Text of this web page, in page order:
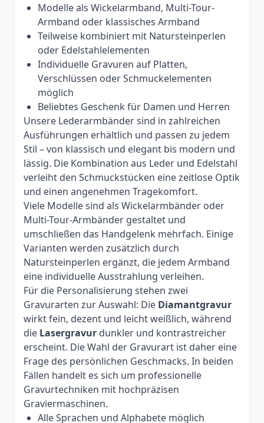
Modelle als Wickelarmband, Multi-Tour-
Armband oder klassisches Armband
Teilweise kombiniert mit Natursteinperlen
oder Edelstahlelementen
Individuelle Gravuren auf Platten,
Verschlüssen oder Schmuckelementen
möglich
Beliebtes Geschenk für Damen und Herren
Unsere Lederarmbänder sind in zahlreichen
Ausführungen erhältlich und passen zu jedem
Stil – von klassisch und elegant bis modern und
lässig. Die Kombination aus Leder und Edelstahl
verleiht den Schmuckstücken eine zeitlose Optik
und einen angenehmen Tragekomfort.
Viele Modelle sind als Wickelarmbänder oder
Multi-Tour-Armbänder gestaltet und
umschließen das Handgelenk mehrfach. Einige
Varianten werden zusätzlich durch
Natursteinperlen ergänzt, die jedem Armband
eine individuelle Ausstrahlung verleihen.
Für die Personalisierung stehen zwei
Gravurarten zur Auswahl: Die Diamantgravur
wirkt fein, dezent und leicht weißlich, während
die Lasergravur dunkler und kontrastreicher
erscheint. Die Wahl der Gravurart ist daher eine
Frage des persönlichen Geschmacks. In beiden
Fällen handelt es sich um professionelle
Gravurtechniken mit hochpräzisen
Graviermaschinen.
Alle Sprachen und Alphabete möglich